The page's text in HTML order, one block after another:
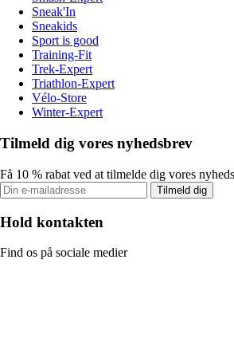
Sneak'In
Sneakids
Sport is good
Training-Fit
Trek-Expert
Triathlon-Expert
Vélo-Store
Winter-Expert
Tilmeld dig vores nyhedsbrev
Få 10 % rabat ved at tilmelde dig vores
Tilmeld dig
Hold kontakten
Find os på sociale medier